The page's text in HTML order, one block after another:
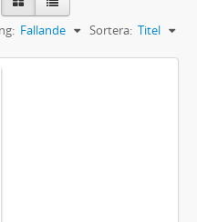
Sortera: Titel
Fallande